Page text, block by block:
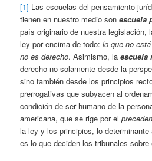
[1] Las escuelas del pensamiento
tienen en nuestro medio sonescuela
país originario de nuestra legislación,
ley por encima de todo:lo que no
no es derecho. Asimismo, laescuela
derecho no solamente desde la
sino también desde los principios
prerrogativas que subyacen al
condición de ser humano de la
americana, que se rige por el
la ley y los principios, lo
es lo que deciden los tribunales